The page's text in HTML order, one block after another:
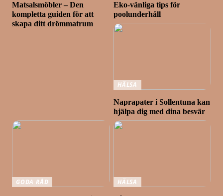
Matsalsmöbler – Den
kompletta guiden för att
skapa ditt drömmatrum
Eko-vänliga tips för
poolunderhåll
HÄLSA
Naprapater i Sollentuna kan
hjälpa dig med dina besvär
GODA RÅD HÄLSA